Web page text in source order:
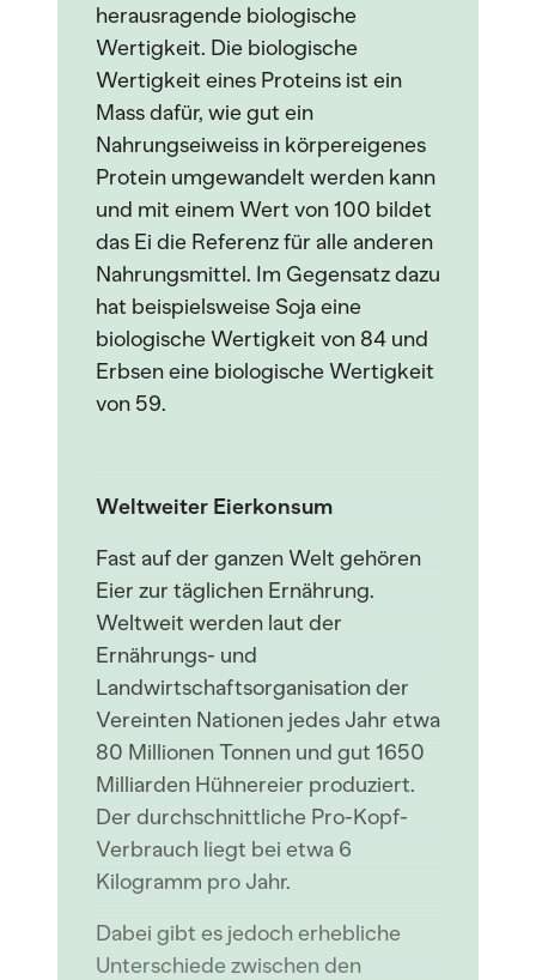
herausragende biologische
Wertigkeit. Die biologische
Wertigkeit eines Proteins ist ein
Mass dafür, wie gut ein
Nahrungseiweiss in körpereigenes
Protein umgewandelt werden kann
und mit einem Wert von 100 bildet
das Ei die Referenz für alle anderen
Nahrungsmittel. Im Gegensatz dazu
hat beispielsweise Soja eine
biologische Wertigkeit von 84 und
Erbsen eine biologische Wertigkeit
von 59.
Weltweiter Eierkonsum
Fast auf der ganzen Welt gehören
Eier zur täglichen Ernährung.
Weltweit werden laut der
Ernährungs- und
Landwirtschaftsorganisation der
Vereinten Nationen jedes Jahr etwa
80 Millionen Tonnen und gut 1650
Milliarden Hühnereier produziert.
Der durchschnittliche Pro-Kopf-
Verbrauch liegt bei etwa 6
Kilogramm pro Jahr.
Dabei gibt es jedoch erhebliche
Unterschiede zwischen den